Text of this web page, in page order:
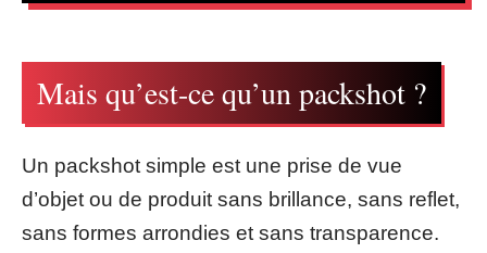
Mais qu’est-ce qu’un packshot ?
Un packshot simple est une prise de vue
d’objet ou de produit sans brillance, sans reflet,
sans formes arrondies et sans transparence.